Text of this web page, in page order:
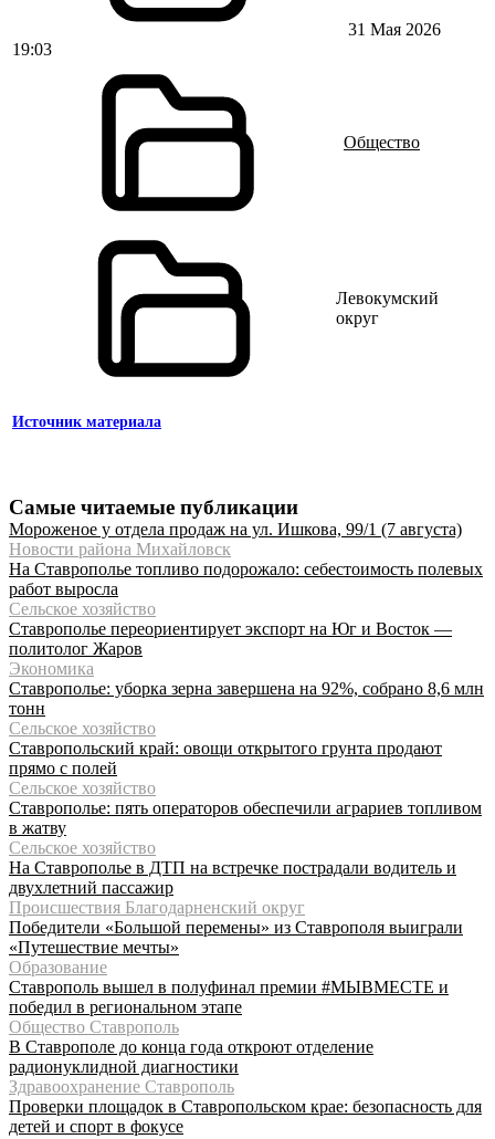
31 Мая 2026
19:03
Общество
Левокумский
округ
Источник материала
Самые читаемые публикации
Мороженое у отдела продаж на ул. Ишкова, 99/1 (7 августа)
Новости района Михайловск
На Ставрополье топливо подорожало: себестоимость полевых
работ выросла
Сельское хозяйство
Ставрополье переориентирует экспорт на Юг и Восток —
политолог Жаров
Экономика
Ставрополье: уборка зерна завершена на 92%, собрано 8,6 млн
тонн
Сельское хозяйство
Ставропольский край: овощи открытого грунта продают
прямо с полей
Сельское хозяйство
Ставрополье: пять операторов обеспечили аграриев топливом
в жатву
Сельское хозяйство
На Ставрополье в ДТП на встречке пострадали водитель и
двухлетний пассажир
Происшествия Благодарненский округ
Победители «Большой перемены» из Ставрополя выиграли
«Путешествие мечты»
Образование
Ставрополь вышел в полуфинал премии #МЫВМЕСТЕ и
победил в региональном этапе
Общество Ставрополь
В Ставрополе до конца года откроют отделение
радионуклидной диагностики
Здравоохранение Ставрополь
Проверки площадок в Ставропольском крае: безопасность для
детей и спорт в фокусе